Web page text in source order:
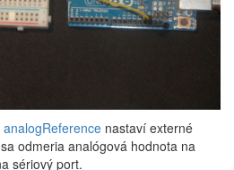
analogReference nastaví externé
odmeria analógová hodnota na
sériový port.